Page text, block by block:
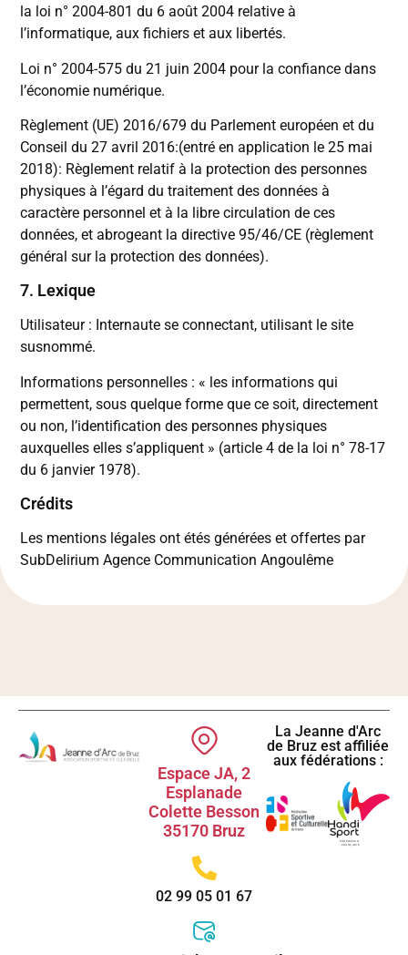
la loi n° 2004-801 du 6 août 2004 relative à
l’informatique, aux fichiers et aux libertés.
Loi n° 2004-575 du 21 juin 2004 pour la confiance dans
l’économie numérique.
Règlement (UE) 2016/679 du Parlement européen et du
Conseil du 27 avril 2016:(entré en application le 25 mai
2018): Règlement relatif à la protection des personnes
physiques à l’égard du traitement des données à
caractère personnel et à la libre circulation de ces
données, et abrogeant la directive 95/46/CE (règlement
général sur la protection des données).
7. Lexique
Utilisateur : Internaute se connectant, utilisant le site
susnommé.
Informations personnelles : « les informations qui
permettent, sous quelque forme que ce soit, directement
ou non, l’identification des personnes physiques
auxquelles elles s’appliquent » (article 4 de la loi n° 78-17
du 6 janvier 1978).
Crédits
Les mentions légales ont étés générées et offertes par
SubDelirium Agence Communication Angoulême
Espace JA, 2
Esplanade
Colette Besson
35170 Bruz
02 99 05 01 67
La Jeanne d'Arc
de Bruz est affiliée
aux fédérations :